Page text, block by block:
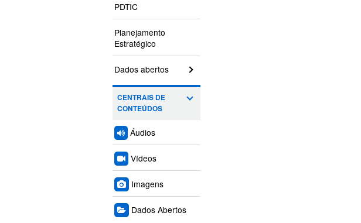
PDTIC
Planejamento
Estratégico
Dados abertos
CENTRAIS DE
CONTEÚDOS
Áudios
Vídeos
Imagens
Dados Abertos